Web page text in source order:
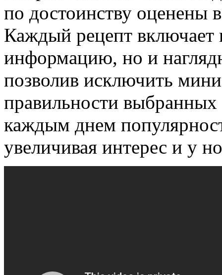
по достоинству оценены
Каждый рецепт включает
информацию, но и
позволив исключить
правильности
каждым днем
увеличивая интерес и у